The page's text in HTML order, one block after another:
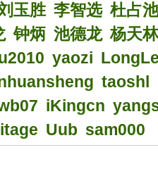
玉胜 李智选 杜占池
钟炳 池德龙 杨天林
yaozi
taoshl
iKingcn
Uub sam000